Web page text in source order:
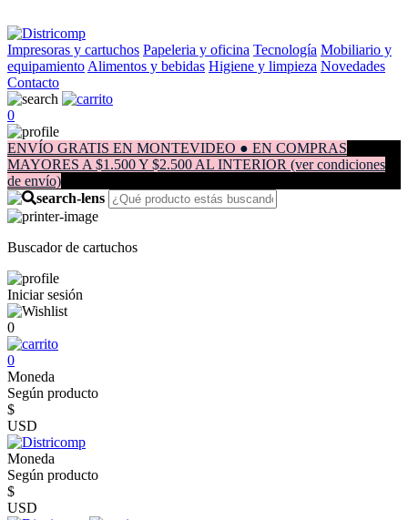
Impresoras y cartuchos Papeleria y oficina Tecnología Mobiliario y
equipamiento Alimentos y bebidas Higiene y limpieza Novedades
Contacto
0
ENVÍO GRATIS EN MONTEVIDEO ● EN COMPRAS
MAYORES A $1.500 Y $2.500 AL INTERIOR (ver condiciones
de envío)
Buscador de cartuchos
Iniciar sesión
0
0
Moneda
Según producto
$
USD
Moneda
Según producto
$
USD